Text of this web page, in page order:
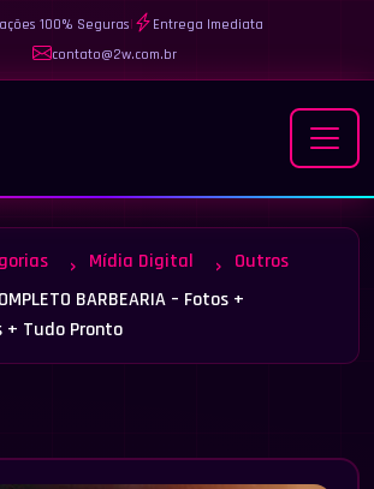
100% Seguras|
Entrega Imediata
contato@2w.com.br
Mídia Digital
Outros
BARBEARIA – Fotos +
+ Tudo Pronto